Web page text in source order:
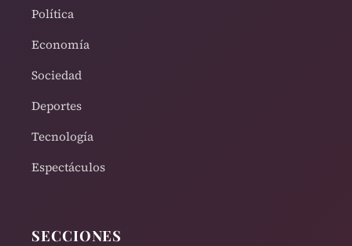
Política
Economía
Sociedad
Deportes
Tecnología
Espectáculos
SECCIONES